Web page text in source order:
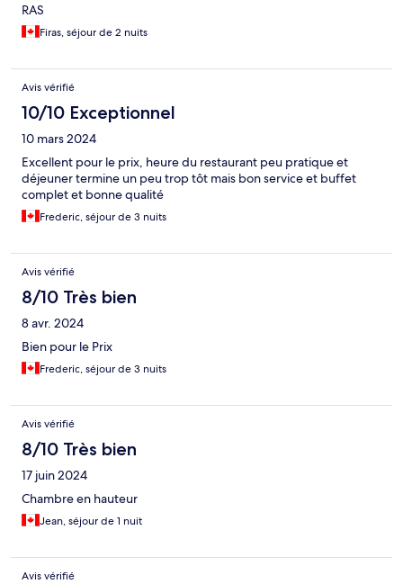
RAS
Firas, séjour de 2 nuits
Avis vérifié
10/10 Exceptionnel
10 mars 2024
Excellent pour le prix, heure du restaurant peu pratique et
déjeuner termine un peu trop tôt mais bon service et buffet
complet et bonne qualité
Frederic, séjour de 3 nuits
Avis vérifié
8/10 Très bien
8 avr. 2024
Bien pour le Prix
Frederic, séjour de 3 nuits
Avis vérifié
8/10 Très bien
17 juin 2024
Chambre en hauteur
Jean, séjour de 1 nuit
Avis vérifié